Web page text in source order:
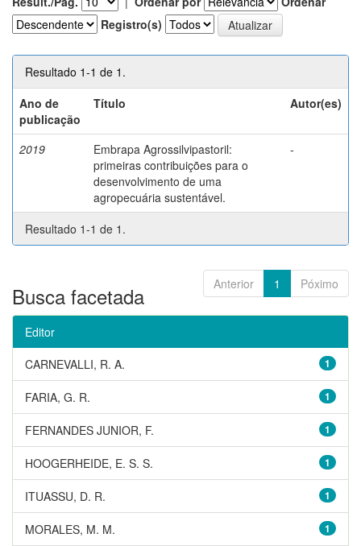
Registro(s)
Resultado 1-1 de 1.
Ano de
publicação
Título Autor(es)
2019
Embrapa Agrossilvipastoril:
primeiras contribuições para o
desenvolvimento de uma
agropecuária sustentável.
-
Resultado 1-1 de 1.
Anterior 1 Póximo
Busca facetada
Editor
1
CARNEVALLI, R. A.
1
FARIA, G. R.
1
FERNANDES JUNIOR, F.
1
HOOGERHEIDE, E. S. S.
1
ITUASSU, D. R.
1
MORALES, M. M.